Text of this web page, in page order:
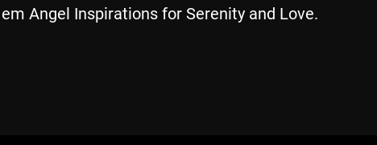
Angel Inspirations for Serenity and Love.